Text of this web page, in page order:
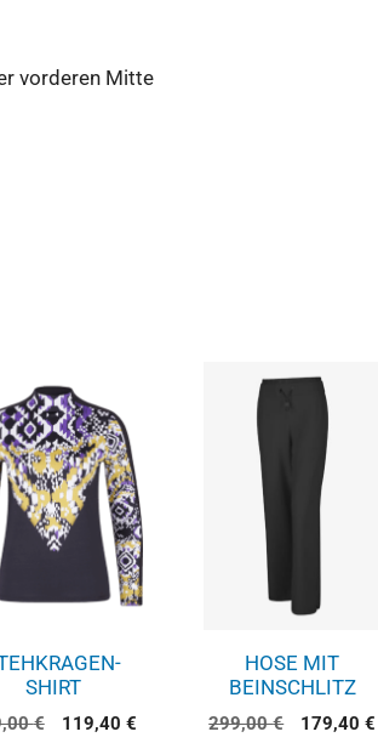
vorderen Mitte
SHIRT
€ 119,40 €
HOSE MIT
BEINSCHLITZ
299,00€ 179,40€